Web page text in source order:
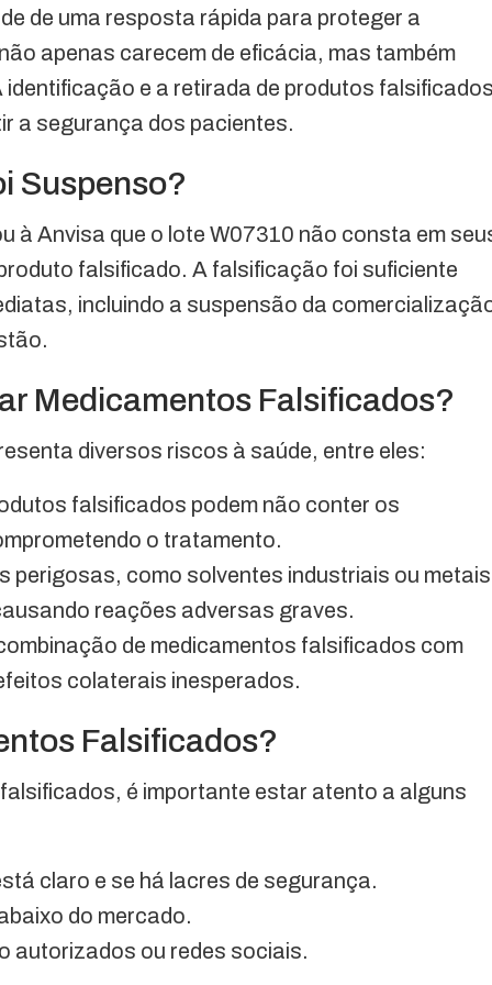
de uma resposta rápida para proteger a
apenas carecem de eficácia, mas também
e a retirada de produtos
a segurança dos pacientes.
Suspenso?
à Anvisa que o lote W07310 não consta em
falsificado. A falsificação foi suficiente
incluindo a suspensão da
Medicamentos Falsificados?
diversos riscos à saúde, entre eles:
falsificados podem não conter os
o tratamento.
perigosas, como solventes industriais ou metais
reações adversas graves.
de medicamentos falsificados com
colaterais inesperados.
Falsificados?
é importante estar atento a alguns
claro e se há lacres de segurança.
do mercado.
autorizados ou redes sociais.